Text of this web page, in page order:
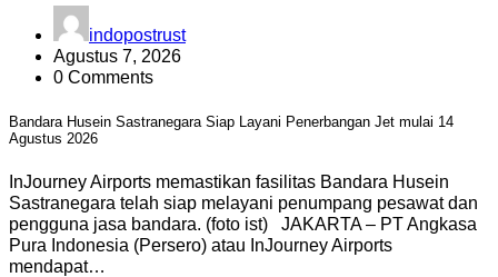
indopostrust
Agustus 7, 2026
0 Comments
Bandara Husein Sastranegara Siap Layani Penerbangan Jet mulai 14
Agustus 2026
InJourney Airports memastikan fasilitas Bandara Husein
Sastranegara telah siap melayani penumpang pesawat dan
pengguna jasa bandara. (foto ist) JAKARTA – PT Angkasa
Pura Indonesia (Persero) atau InJourney Airports
mendapat…